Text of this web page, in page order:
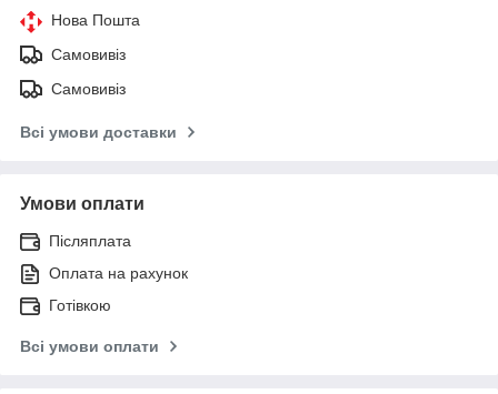
Нова Пошта
Самовивіз
Самовивіз
Всі умови доставки
Умови оплати
Післяплата
Оплата на рахунок
Готівкою
Всі умови оплати